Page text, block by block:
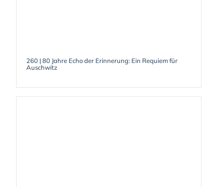
260 | 80 Jahre Echo der Erinnerung: Ein Requiem für
Auschwitz